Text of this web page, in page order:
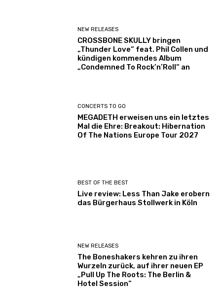
NEW RELEASES
CROSSBONE SKULLY bringen
„Thunder Love“ feat. Phil Collen und
kündigen kommendes Album
„Condemned To Rock’n’Roll“ an
CONCERTS TO GO
MEGADETH erweisen uns ein letztes
Mal die Ehre: Breakout: Hibernation
Of The Nations Europe Tour 2027
BEST OF THE BEST
Live review: Less Than Jake erobern
das Bürgerhaus Stollwerk in Köln
NEW RELEASES
The Boneshakers kehren zu ihren
Wurzeln zurück, auf ihrer neuen EP
„Pull Up The Roots: The Berlin &
Hotel Session“